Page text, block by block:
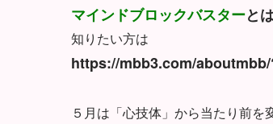
マインドブロックバスターと
知りたい方は
https://mbb3.com/
５月は「心技体」から当たり前